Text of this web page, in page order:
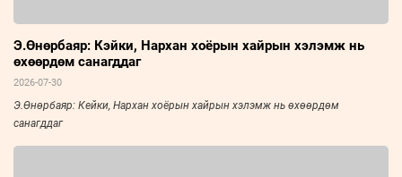
Э.Өнөрбаяр: Кэйки, Нархан хоёрын хайрын хэлэмж нь
өхөөрдөм санагддаг
2026-07-30
Э.Өнөрбаяр: Кейки, Нархан хоёрын хайрын хэлэмж нь өхөөрдөм
санагддаг